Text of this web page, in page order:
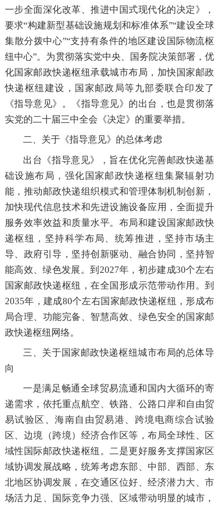
一步全面深化改革、推进中国式现代化的决定》，
要求“构建新型基础设施规划和标准体系”“建设全球
集散分拨中心”“支持有条件的地区建设国际物流枢
纽中心”。为贯彻落实党中央、国务院决策部署，优
化国家邮政快递枢纽承载城市布局，加快国家邮政
快递枢纽建设，国家邮政局等九部委联合印发了
《指导意见》。《指导意见》的出台，也是贯彻落
实党的二十届三中全会《决定》的重要举措。
二、关于《指导意见》的总体考虑
出台《指导意见》，旨在优化完善邮政快递基
础设施布局，强化国家邮政快递枢纽集聚辐射功
能，推动邮政快递组织模式和管理体制机制创新，
加快现代信息技术和先进设施设备应用，全面提升
服务效率效益和质量水平。布局和建设国家邮政快
递枢纽，坚持科学布局、统筹推进，坚持市场主
导、政府引导，坚持创新驱动、融合协同，坚持智
能高效、绿色发展。到2027年，初步建成30个左右
国家邮政快递枢纽，在全国形成示范带动作用。到
2035年，建成80个左右国家邮政快递枢纽，形成布
局合理、功能完备、智慧高效、绿色安全的国家邮
政快递枢纽网络。
三、关于国家邮政快递枢纽城市布局的总体导
向
一是满足畅通全球贸易流通和国内大循环的寄
递需求，依托重点航空、铁路、公路口岸和自由贸
易试验区、海南自由贸易港、跨境电商综合试验
区、边境（跨境）经济合作区等，布局全球性、区
域性国际邮政快递枢纽。二是更好服务支撑国家区
域协调发展战略，统筹考虑东部、中部、西部、东
北地区协调发展，在交通区位好、经济潜力大、市
场活力足、国际竞争力强、区域带动明显的城市，